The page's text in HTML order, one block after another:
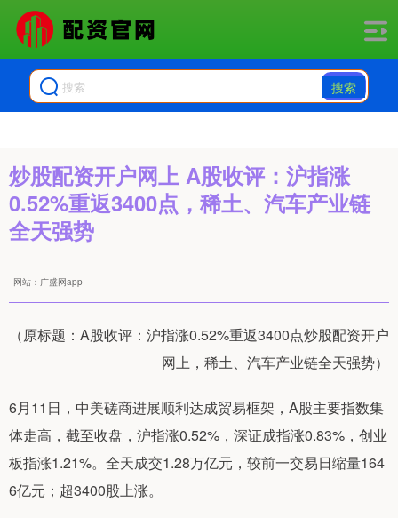
搜索
炒股配资开户网上 A股收评：沪指涨
0.52%重返3400点，稀土、汽车产业链
全天强势
网站：广盛网app
（原标题：A股收评：沪指涨0.52%重返3400点炒股配资开户
网上，稀土、汽车产业链全天强势）
6月11日，中美磋商进展顺利达成贸易框架，A股主要指数集
体走高，截至收盘，沪指涨0.52%，深证成指涨0.83%，创业
板指涨1.21%。全天成交1.28万亿元，较前一交易日缩量164
6亿元；超3400股上涨。